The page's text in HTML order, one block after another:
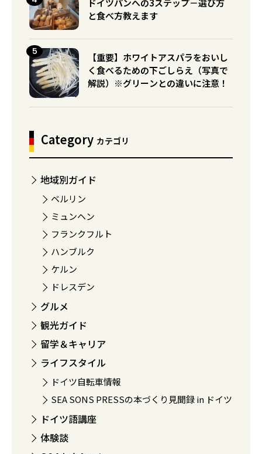
ドイツパンへの3ステップ－選び方
と食べ方教えます
【重要】ホワイトアスパラをおいし
く食べるための下ごしらえ（写真で
解説）※グリーンとの違いに注意！
Category カテゴリ
地域別ガイド
ベルリン
ミュンヘン
フランクフルト
ハンブルク
ケルン
ドレスデン
グルメ
観光ガイド
留学＆キャリア
ライフスタイル
ドイツ自転車情報
SEA SONS PRESSの本づくり見聞録 in ドイツ
ドイツ語講座
体験談